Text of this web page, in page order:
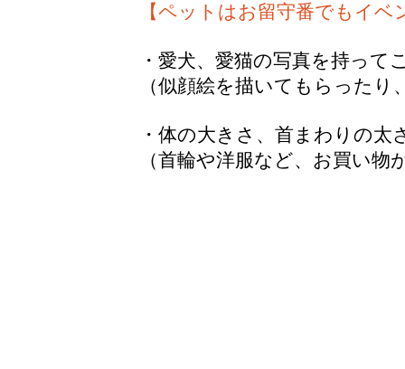
【ペットはお留守番でもイ
・愛犬、愛猫の写真を持って
（似顔絵を描いてもらった
・体の大きさ、首まわりの
（首輪や洋服など、お買い物